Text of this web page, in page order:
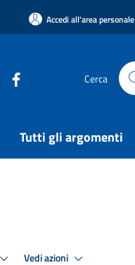
Accedi all'area personale
Cerca
Tutti gli argomenti
Vedi azioni